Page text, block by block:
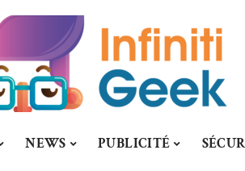
NEWS PUBLICITÉ